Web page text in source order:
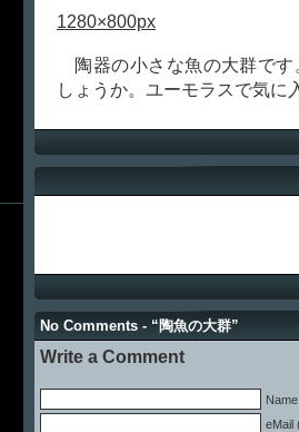
1280×800px
陶器の小さな魚の大群です
しょうか。ユーモラスで気に
No Comments - “陶魚の大群”
Write a Comment
eMail